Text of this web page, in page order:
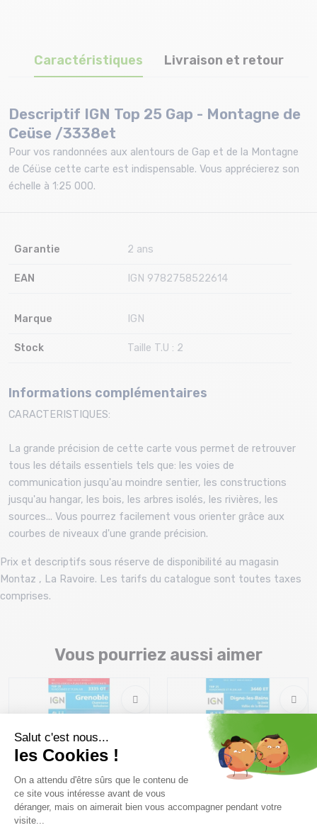
Caractéristiques Livraison et retour
Descriptif IGN Top 25 Gap - Montagne de
Ceüse /3338et
Pour vos randonnées aux alentours de Gap et de la Montagne
de Céüse cette carte est indispensable. Vous apprécierez son
échelle à 1:25 000.
Garantie 2 ans
EAN IGN 9782758522614
Marque IGN
Stock Taille T.U : 2
Informations complémentaires
CARACTERISTIQUES:
La grande précision de cette carte vous permet de retrouver
tous les détails essentiels tels que: les voies de
communication jusqu'au moindre sentier, les constructions
jusqu'au hangar, les bois, les arbres isolés, les rivières, les
sources... Vous pourrez facilement vous orienter grâce aux
courbes de niveaux d'une grande précision.
Prix et descriptifs sous réserve de disponibilité au magasin
Montaz , La Ravoire. Les tarifs du catalogue sont toutes taxes
comprises.
Vous pourriez aussi aimer